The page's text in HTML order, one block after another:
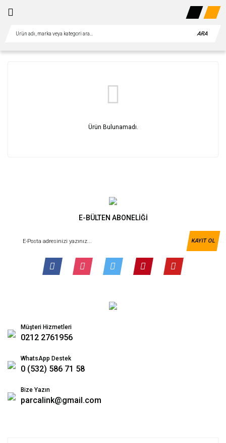
ARA
Ürün Bulunamadı.
E-BÜLTEN ABONELİĞİ
KAYIT OL
Müşteri Hizmetleri
0212 2761956
WhatsApp Destek
0 (532) 586 71 58
Bize Yazın
parcalink@gmail.com